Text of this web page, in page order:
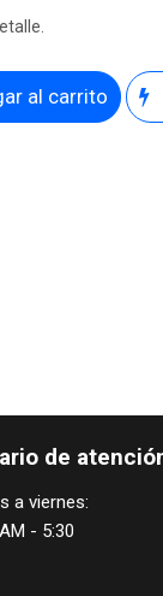
al carrito
de
a viernes:
- 5:30